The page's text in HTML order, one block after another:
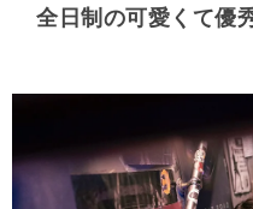
全日制の可愛くて優